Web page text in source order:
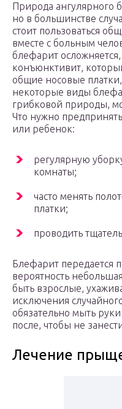
Природа ангулярного
но в большинстве
стоит пользоваться
вместе с больным
блефарит
конъюнктивит,
общие носовые
некоторые виды
грибковой природы,
Что нужно
или ребенок:
регулярную
комнаты;
часто менять
платки;
проводить
Блефарит передается
вероятность
быть взрослые,
исключения
обязательно мыть
после, чтобы не
Лечение